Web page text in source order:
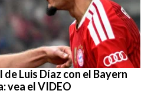
Luis Díaz con el Bayern
vea el VIDEO